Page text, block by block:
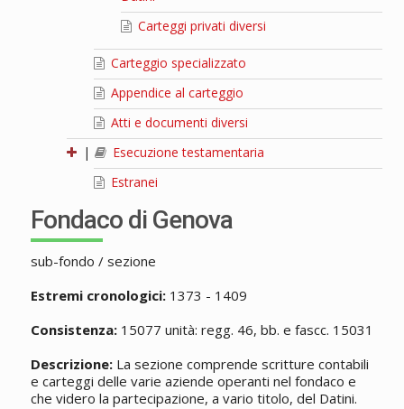
Carteggi privati diversi
Carteggio specializzato
Appendice al carteggio
Atti e documenti diversi
|
Esecuzione testamentaria
Estranei
Fondaco di Genova
sub-fondo / sezione
Estremi cronologici:1373 - 1409
Consistenza:15077 unità: regg. 46, bb. e fascc. 15031
Descrizione:La sezione comprende scritture contabili
e carteggi delle varie aziende operanti nel fondaco e
che videro la partecipazione, a vario titolo, del Datini.